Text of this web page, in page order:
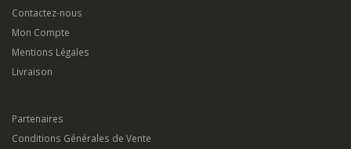
Contactez-nous
Mon Compte
Mentions Légales
Livraison
Partenaires
Conditions Générales de Vente